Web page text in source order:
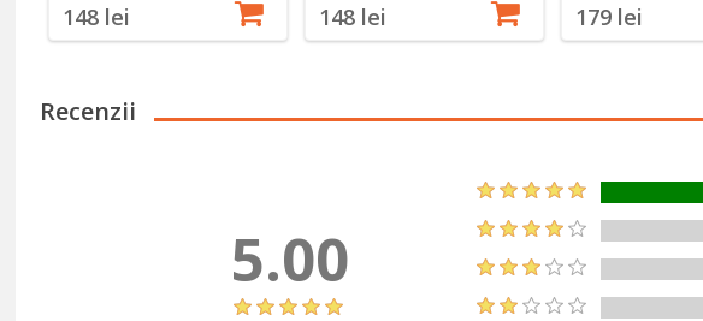
148 lei 148 lei 179 lei
Recenzii
5.00